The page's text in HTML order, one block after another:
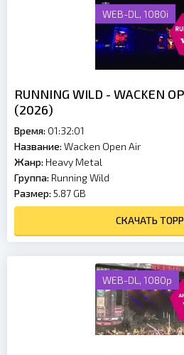
WEB-DL, 1080i
RUNNING WILD - WACKEN
(2026)
Время: 01:32:01
Название: Wacken Open Air
Жанр: Heavy Metal
Группа: Running Wild
Размер: 5.87 GB
СКАЧАТЬ
WEB-DL, 1080p